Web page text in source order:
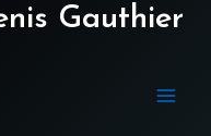
Gauthier